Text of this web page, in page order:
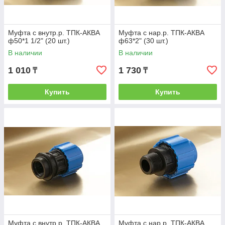
Муфта с внутр.р. ТПК-АКВА
ф50*1 1/2" (20 шт.)
В наличии
1 010 ₸
Купить
Муфта с нар.р. ТПК-АКВА
ф63*2" (30 шт.)
В наличии
1 730 ₸
Купить
Муфта с внутр.р. ТПК-АКВА Муфта с нар.р. ТПК-АКВА